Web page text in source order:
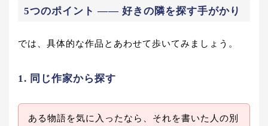
5つのポイント ―― 好きの隣を探す手がかり
では、具体的な作品とあわせて歩いてみましょう。
1. 同じ作家から探す
ある物語を気に入ったなら、それを書いた人の別